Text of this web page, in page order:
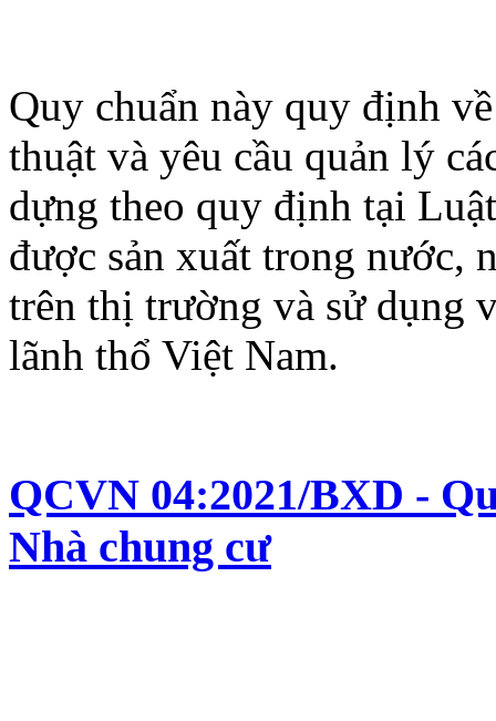
Quy chuẩn này quy định
thuật và yêu cầu quản lý
dựng theo quy định tại
được sản xuất trong nước,
trên thị trường và sử dụng
lãnh thổ Việt Nam.
QCVN 04:2021/BXD -
Nhà chung cư